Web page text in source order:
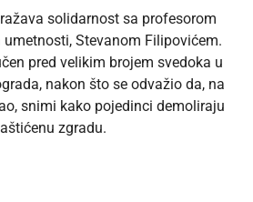
solidarnost sa profesorom
Stevanom Filipovićem.
pred velikim brojem svedoka u
nakon što se odvažio da, na
snimi kako pojedinci demoliraju
zgradu.